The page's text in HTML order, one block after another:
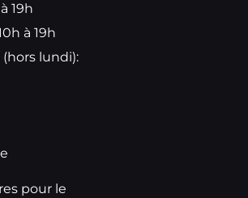
19h
à 19h
lundi):
pour le